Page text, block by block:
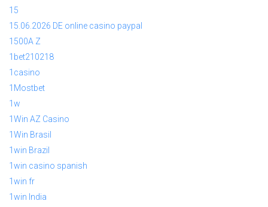
15
15.06.2026 DE online casino paypal
1500A Z
1bet210218
1casino
1Mostbet
1w
1Win AZ Casino
1Win Brasil
1win Brazil
1win casino spanish
1win fr
1win India